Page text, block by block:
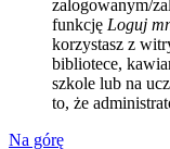
zalogowanym/
funkcję Loguj
korzystasz z
bibliotece,
szkole lub na
to, że
Na górę